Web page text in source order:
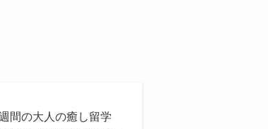
間の大人の癒し留学